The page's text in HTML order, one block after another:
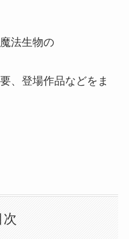
法生物の
、登場作品などをま
次